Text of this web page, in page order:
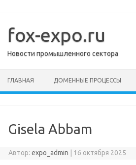
содержимому
fox-expo.ru
Новости промышленного сектора
ГЛАВНАЯ ДОМЕННЫЕ ПРОЦЕССЫ
Gisela Abbam
Автор:expo_admin 16 октября 2025